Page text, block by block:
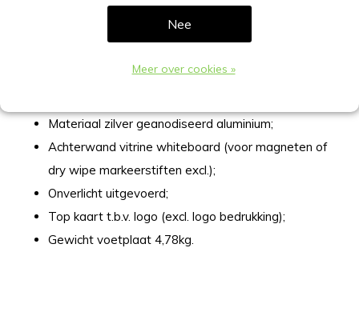
Afmeting 505x1150x450mm (B vitrine x Hoogte x D
Stalen gepoedercoate voet;
Materiaal zilver geanodiseerd aluminium;
Achterwand vitrine whiteboard (voor magneten of
dry wipe markeerstiften excl.);
Onverlicht uitgevoerd;
Top kaart t.b.v. logo (excl. logo bedrukking);
Gewicht voetplaat 4,78kg.
Nee
Meer over cookies »